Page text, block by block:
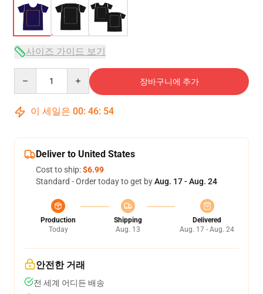
사이즈 가이드 보기
장바구니에 추가
이 세일은 00: 46: 54
Deliver to United States
Cost to ship:$6.99
Standard - Order today to get byAug. 17 - Aug. 24
Production
Today
Shipping
Aug. 13
Delivered
Aug. 17 - Aug. 24
안전한 거래
전 세계 어디든 배송